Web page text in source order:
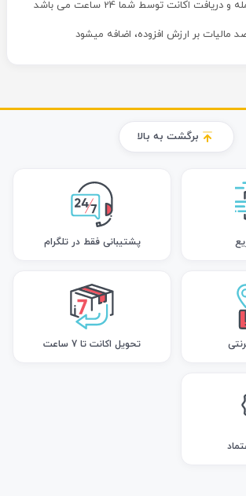
اکانت توسط شما 24 ساعت می باشد
برگشت به بالا
پشتیبانی فقط در تلگرام
تحویل اکانت تا 7 ساعت